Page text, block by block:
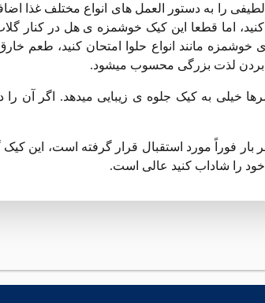
را به دستور العمل های انواع مختلف غذا
کنید، اما قطعا این کیک خوشمزه ی هل در کنار
مانند انواع حلوا امتحان کنید، طعم خارق
بردن لذت بزرگی محسوب میشود.
به کیک جلوه ی زیبایی میدهد. اگر آن را
فوراً مورد استقبال قرار گرفته است، این
را شاداب کنید عالی است.